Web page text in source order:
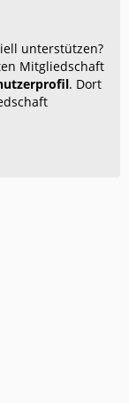
unterstützen?
Mitgliedschaft
. Dort